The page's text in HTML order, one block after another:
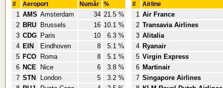
# Aeroport Număr %
1 AMS Amsterdam 34 21.5 %
2 BRU Brussels 16 10.1 %
3 CDG Paris 10
6.3 %
4 EIN Eindhoven 8
5.1 %
5 FCO Roma 8
5.1 %
6 NCE Nice 6
3.8 %
7 STN London 5
3.2 %
# Airline
1 Air France
2 Transavia Airlines
3 Alitalia
4 Ryanair
5 Virgin Express
6 Martinair
7 Singapore Airlines